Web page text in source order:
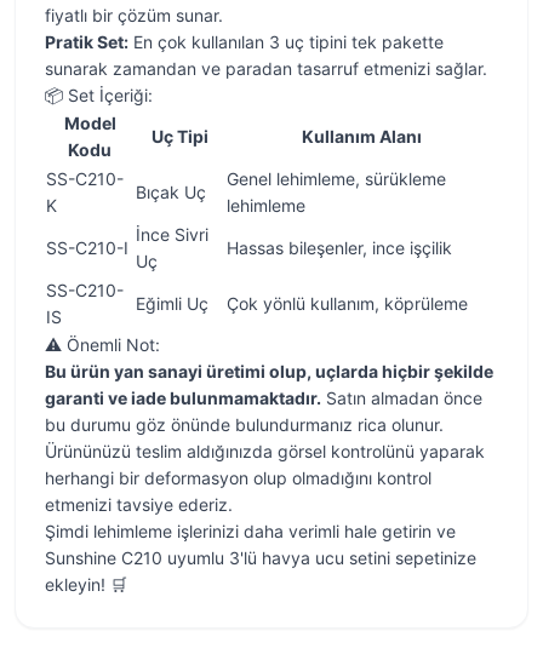
fiyatlı bir çözüm sunar.
Pratik Set: En çok kullanılan 3 uç tipini tek pakette
sunarak zamandan ve paradan tasarruf etmenizi sağlar.
📦 Set İçeriği:
Model
Kodu
Uç Tipi Kullanım Alanı
SS-C210-
K
Bıçak Uç
Genel lehimleme, sürükleme
lehimleme
SS-C210-I
İnce Sivri
Uç
Hassas bileşenler, ince işçilik
SS-C210-
IS
Eğimli Uç
Çok yönlü kullanım, köprüleme
⚠️ Önemli Not:
Bu ürün yan sanayi üretimi olup, uçlarda hiçbir şekilde
garanti ve iade bulunmamaktadır. Satın almadan önce
bu durumu göz önünde bulundurmanız rica olunur.
Ürününüzü teslim aldığınızda görsel kontrolünü yaparak
herhangi bir deformasyon olup olmadığını kontrol
etmenizi tavsiye ederiz.
Şimdi lehimleme işlerinizi daha verimli hale getirin ve
Sunshine C210 uyumlu 3'lü havya ucu setini sepetinize
ekleyin! 🛒